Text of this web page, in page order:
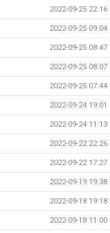
2022-09-25 22:16
2022-09-25 09:04
2022-09-25 08:47
2022-09-25 08:07
2022-09-25 07:44
2022-09-24 19:01
2022-09-24 11:13
2022-09-22 22:26
2022-09-22 17:27
2022-09-19 19:38
2022-09-18 19:18
2022-09-18 11:00